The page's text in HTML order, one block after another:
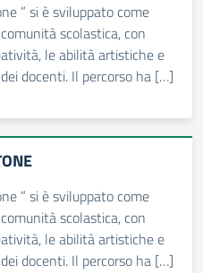
” si è sviluppato come
scolastica, con
le abilità artistiche e
docenti. Il percorso ha […]
” si è sviluppato come
scolastica, con
le abilità artistiche e
docenti. Il percorso ha […]